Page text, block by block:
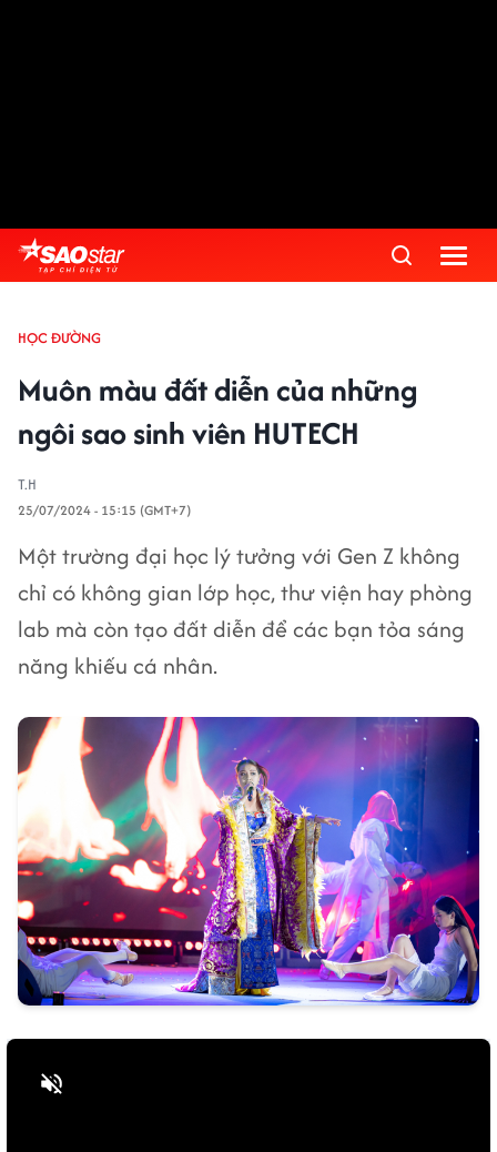
HỌC ĐƯỜNG
Muôn màu đất diễn của những
ngôi sao sinh viên HUTECH
T.H
25/07/2024 - 15:15 (GMT+7)
Một trường đại học lý tưởng với Gen Z không
chỉ có không gian lớp học, thư viện hay phòng
lab mà còn tạo đất diễn để các bạn tỏa sáng
năng khiếu cá nhân.